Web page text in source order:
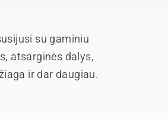
su gaminiu
atsarginės dalys,
ir dar daugiau.